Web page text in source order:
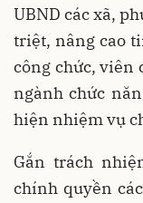
UBND các xã,
triệt, nâng cao
công chức, viên
ngành chức
hiện nhiệm vụ
Gắn trách
chính quyền